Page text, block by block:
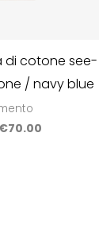
di cotone see-
/ navy blue
€70.00